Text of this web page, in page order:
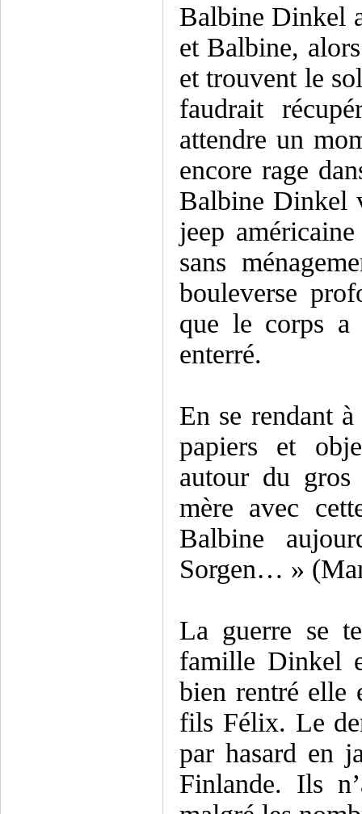
Balbine Dinkel
et Balbine,
et trouvent le
faudrait
attendre un
encore rage
Balbine Dinkel
jeep
sans
bouleverse
que le corps
enterré.
En se rendant
papiers et
autour du
mère avec
Balbine
Sorgen… »
La guerre se
famille Dinkel
bien rentré elle
fils Félix. Le
par hasard en
Finlande. Ils